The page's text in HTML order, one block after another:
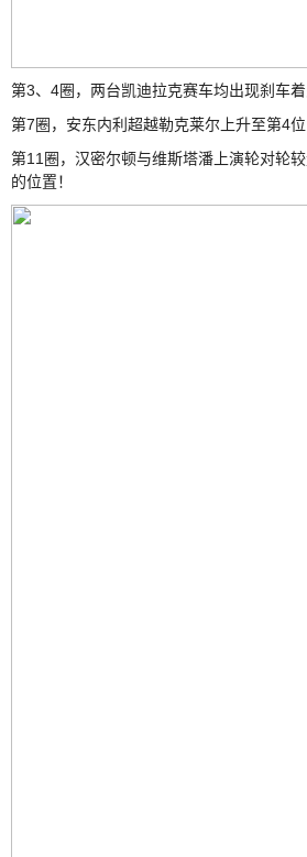
第3、4圈，两台凯迪拉克赛车均出现刹车着
第7圈，安东内利超越勒克莱尔上升至第4位
第11圈，汉密尔顿与维斯塔潘上演轮对轮
的位置！